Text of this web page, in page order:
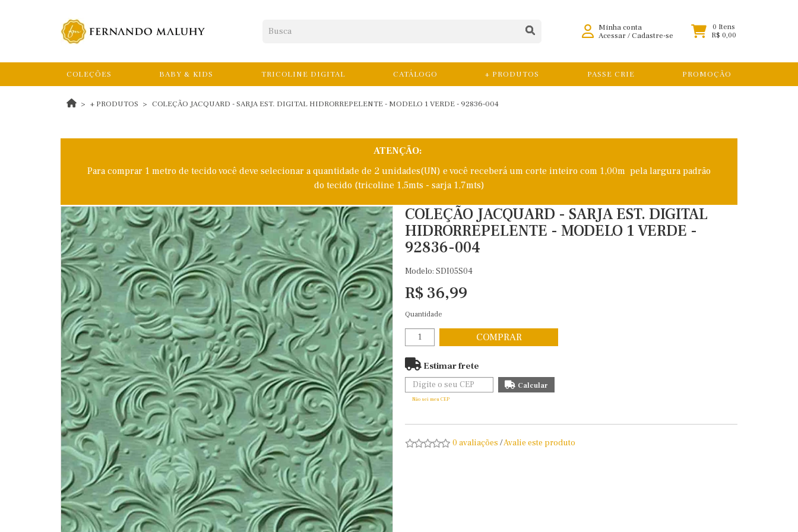
Minha conta
Acessar/Cadastre-se
0 Itens
R$ 0,00
COLEÇÕES BABY & KIDS TRICOLINE DIGITAL CATÁLOGO + PRODUTOS PASSE CRIE PROMOÇÃO
+ PRODUTOS COLEÇÃO JACQUARD - SARJA EST. DIGITAL HIDRORREPELENTE - MODELO 1 VERDE - 92836-004
ATENÇÃO:
Para comprar 1 metro de tecido você deve selecionar a quantidade de 2 unidades(UN) e você receberá um corte inteiro com 1,00m pela largura padrão
do tecido (tricoline 1,5mts - sarja 1,7mts)
COLEÇÃO JACQUARD - SARJA EST. DIGITAL
HIDRORREPELENTE - MODELO 1 VERDE -
92836-004
Modelo: SDI05S04
R$ 36,99
Quantidade
COMPRAR
Estimar frete
Não sei meu CEP
0 avaliações /Avalie este produto